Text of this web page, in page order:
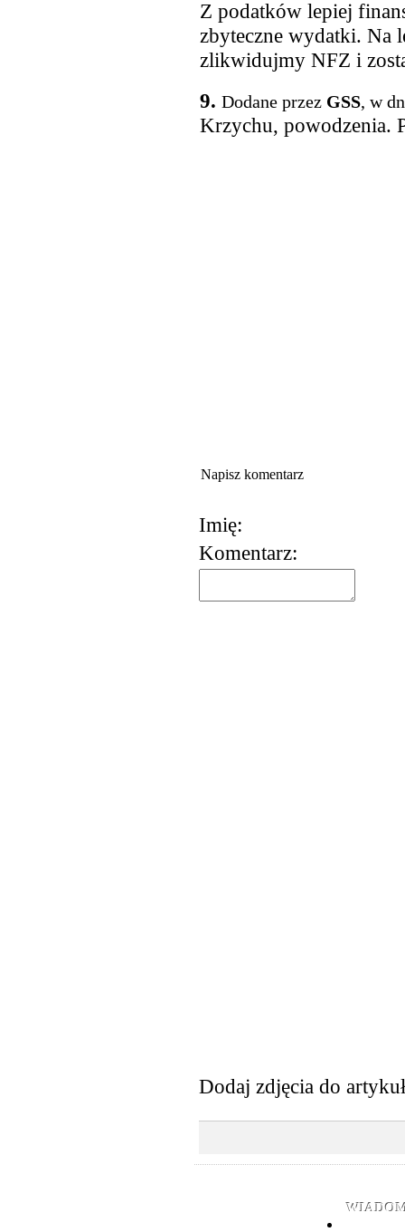
Z podatków lepiej
zbyteczne wydatki. Na
zlikwidujmy NFZ i
9. Dodane przez GSS, w
Krzychu, powodzenia.
Napisz komentarz
Imię:
Komentarz:
Dodaj zdjęcia do